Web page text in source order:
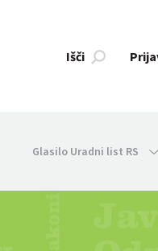
Išči
Glasilo Uradni list RS